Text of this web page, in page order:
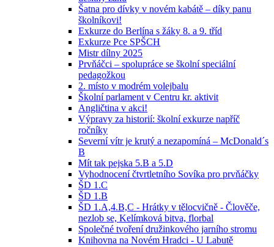
Šatna pro dívky v novém kabátě – díky panu
školníkovi!
Exkurze do Berlína s žáky 8. a 9. tříd
Exkurze Pce SPŠCH
Mistr dílny 2025
Prvňáčci – spolupráce se školní speciální
pedagožkou
2. místo v modrém volejbalu
Školní parlament v Centru kr. aktivit
Angličtina v akci!
Výpravy za historií: školní exkurze napříč
ročníky
Severní vítr je krutý a nezapomíná – McDonald´s
B
Mít tak pejska 5.B a 5.D
Vyhodnocení čtvrtletního Sovíka pro prvňáčky
ŠD 1.C
ŠD 1.B
ŠD 1.A,4.B,C - Hrátky v tělocvičně - Člověče,
nezlob se, Kelímková bitva, florbal
Společné tvoření družinkového jarního stromu
Knihovna na Novém Hradci - U Labutě